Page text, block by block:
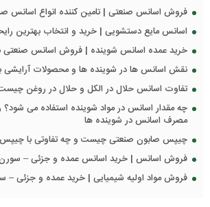
فروش اسانس صنعتی | تامین کننده انواع اسانس
اسانس مایع دستشویی | خرید و انتخاب بهترین
خرید عمده اسانس شوینده | فروش اسانس صنعتی
نقش اسانس ها در شوینده ها و محصولات آرایشی
تفاوت اسانس حلال در الکل و حلال در روغن
چه مقدار اسانس در مواد شوینده استفاده می شود؟
مصرف اسانس در شوینده ها
چیپس صابون صنعتی چیست و چه تفاوتی با چیپس
فروش اسانس | خرید اسانس عمده و جزئی –
فروش مواد اولیه شیمیایی | خرید عمده و جزئی